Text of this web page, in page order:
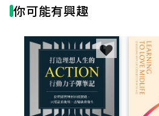
你可能有興趣